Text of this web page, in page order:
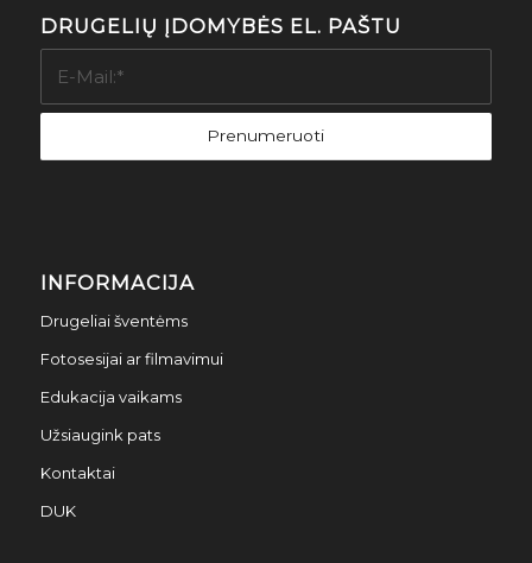
DRUGELIŲ ĮDOMYBĖS EL. PAŠTU
INFORMACIJA
Drugeliai šventėms
Fotosesijai ar filmavimui
Edukacija vaikams
Užsiaugink pats
Kontaktai
DUK